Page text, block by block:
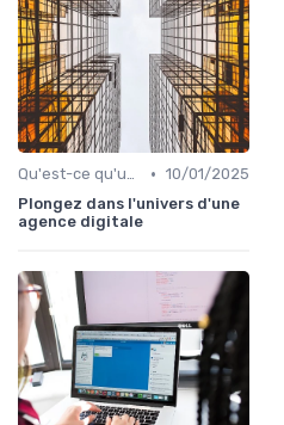
Qu'est-ce qu'un Digital Worker ? • 10/01/2025
Plongez dans l'univers d'une
agence digitale